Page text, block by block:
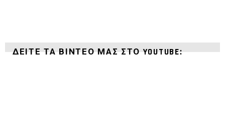
ΔΕΊΤΕ ΤΑ ΒΊΝΤΕΌ ΜΑΣ ΣΤΟ YOUTUBE: